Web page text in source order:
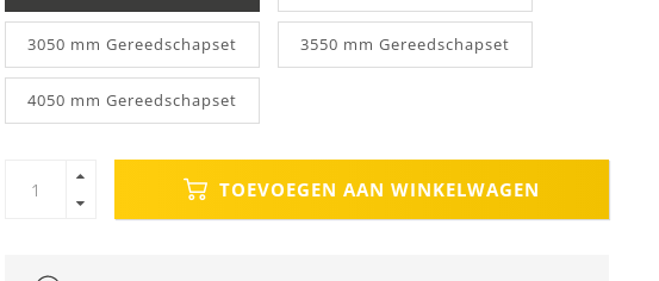
3050 mm Gereedschapset 3550 mm Gereedschapset
4050 mm Gereedschapset
TOEVOEGEN AAN WINKELWAGEN